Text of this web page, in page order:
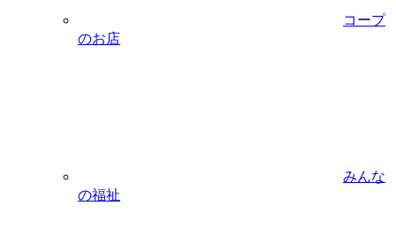
コープ
のお店
みんな
の福祉